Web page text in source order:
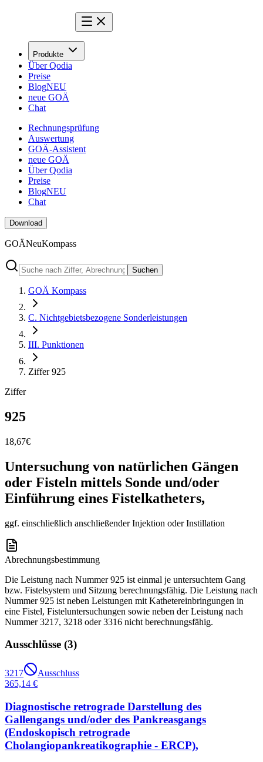
Produkte
Über Qodia
Preise
BlogNEU
neue GOÄ
Chat
Rechnungsprüfung
Auswertung
GOÄ-Assistent
neue GOÄ
Über Qodia
Preise
BlogNEU
Chat
Download
GOÄNeuKompass
Suchen
GOÄ Kompass
C. Nichtgebietsbezogene Sonderleistungen
III. Punktionen
Ziffer 925
Ziffer
925
18,67€
Untersuchung von natürlichen Gängen
oder Fisteln mittels Sonde und/oder
Einführung eines Fistelkatheters,
ggf. einschließlich anschließender Injektion oder Instillation
Abrechnungsbestimmung
Die Leistung nach Nummer 925 ist einmal je untersuchtem Gang
bzw. Fistelsystem und Sitzung berechnungsfähig. Die Leistung nach
Nummer 925 ist neben Leistungen mit Kathetereinbringungen in
eine Fistel, Fisteluntersuchungen sowie neben der Leistung nach
Nummer 3217, 3218 oder 3316 nicht berechnungsfähig.
Ausschlüsse (3)
3217
Ausschluss
365,14 €
Diagnostische retrograde Darstellung des
Gallengangs und/oder des Pankreasgangs
(Endoskopisch retrograde
Cholangiopankreatikographie - ERCP),